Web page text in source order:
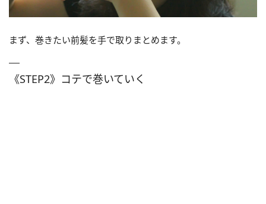
まず、巻きたい前髪を手で取りまとめます。
《STEP2》コテで巻いていく